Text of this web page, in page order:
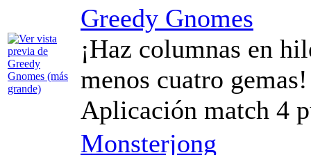
Greedy Gnomes
¡Haz columnas en
menos cuatro gemas!
Aplicación match 4
Monsterjong